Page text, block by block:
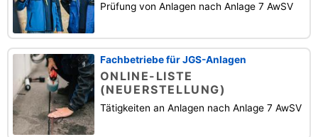
Prüfung von Anlagen nach Anlage 7 AwSV
Fachbetriebe für JGS-Anlagen
ONLINE-LISTE
(NEUERSTELLUNG)
Tätigkeiten an Anlagen nach Anlage 7 AwSV